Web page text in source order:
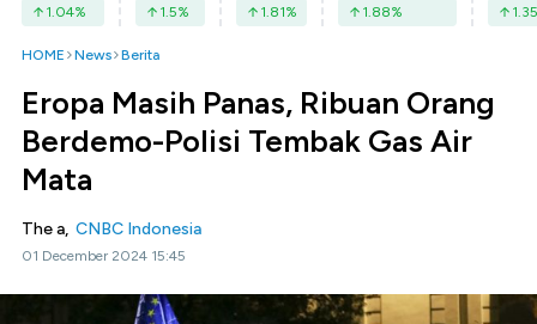
1.04% 1.5% 1.81% 1.88% 1.35
HOME News Berita
Eropa Masih Panas, Ribuan Orang
Berdemo-Polisi Tembak Gas Air
Mata
The a, CNBC Indonesia
01 December 2024 15:45